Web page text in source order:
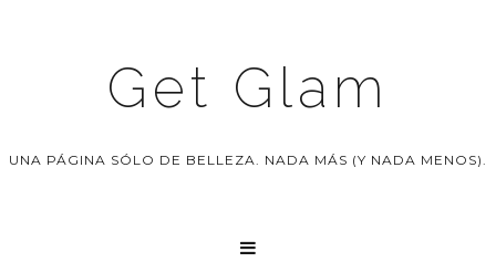
Get Glam
UNA PÁGINA SÓLO DE BELLEZA. NADA MÁS (Y NADA MENOS).
